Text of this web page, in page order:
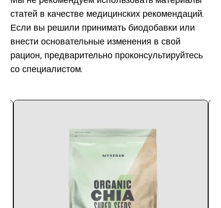
статей в качестве медицинских рекомендаций.
Если вы решили принимать биодобавки или
внести основательные изменения в свой
рацион, предварительно проконсультируйтесь
со специалистом.